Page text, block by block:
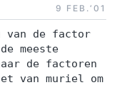
9 FEB.‘01
van de factor
meeste
de factoren
van muriel om